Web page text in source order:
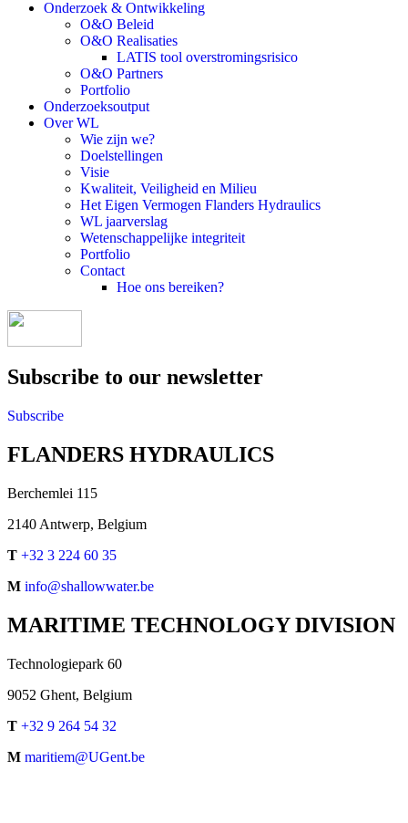
Onderzoek & Ontwikkeling
O&O Beleid
O&O Realisaties
LATIS tool overstromingsrisico
O&O Partners
Portfolio
Onderzoeksoutput
Over WL
Wie zijn we?
Doelstellingen
Visie
Kwaliteit, Veiligheid en Milieu
Het Eigen Vermogen Flanders Hydraulics
WL jaarverslag
Wetenschappelijke integriteit
Portfolio
Contact
Hoe ons bereiken?
Subscribe to our newsletter
Subscribe
FLANDERS HYDRAULICS
Berchemlei 115
2140 Antwerp, Belgium
T +32 3 224 60 35
M info@shallowwater.be
MARITIME TECHNOLOGY DIVISION
Technologiepark 60
9052 Ghent, Belgium
T +32 9 264 54 32
M maritiem@UGent.be